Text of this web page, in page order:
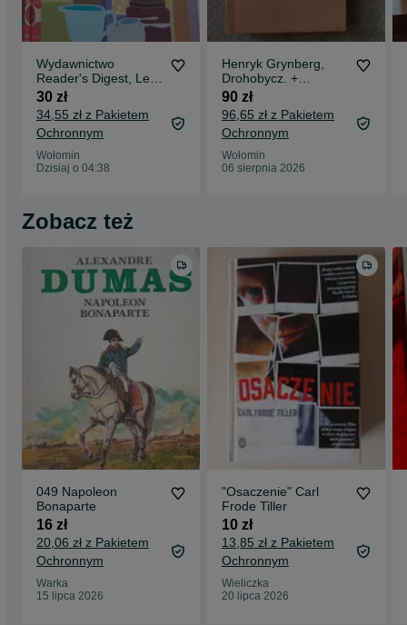
Wydawnictwo
Reader's Digest, Leki
że spiżarni
30 zł
34,55 zł z Pakietem
Ochronnym
Wołomin
Dzisiaj o 04:38
Henryk Grynberg,
Drohobycz. +
autograf
90 zł
96,65 zł z Pakietem
Ochronnym
Wołomin
06 sierpnia 2026
Zobacz też
049 Napoleon
Bonaparte
16 zł
20,06 zł z Pakietem
Ochronnym
Warka
15 lipca 2026
"Osaczenie" Carl
Frode Tiller
10 zł
13,85 zł z Pakietem
Ochronnym
Wieliczka
20 lipca 2026